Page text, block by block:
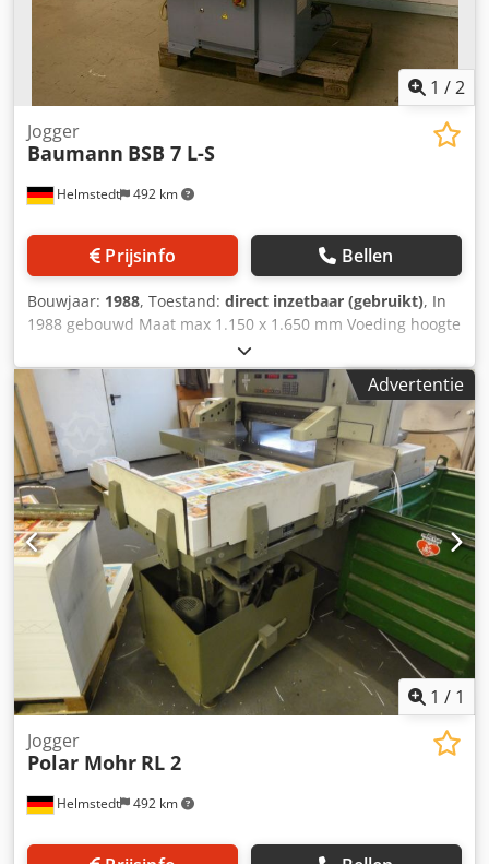
1 /2
Helmstedt 492 km
Jogger
Baumann BSB 7 L-S
Prijsinfo Bellen
Bouwjaar: 1988, Toestand: direct inzetbaar (gebruikt), In
1988 gebouwd Maat max 1.150 x 1.650 mm Voeding hoogte
max 185 mm Breedte 1.935 mm Diepte 1.420 mm Power
eisen 1,3 kW (220/380V, 50Hz) Gewicht 700 kg (ca.)
Uitrusting • vaste gauge achteraan • kant meter aan de
linkerkant of aan de rechterkant Crodpfx Abed Ic Uxj Ajf •
lucht tabel • lucht-verwijderen roller
Advertentie
1 / 1
Helmstedt 492 km
Jogger
Polar Mohr RL 2